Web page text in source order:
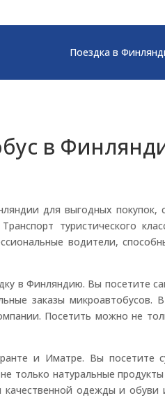
Поездка в
в
для выгодных
туристического
водители,
в Финляндию. Вы посетите
заказы
Посетить можно не
и Иматре. Вы посетите
только натуральные
одежды и